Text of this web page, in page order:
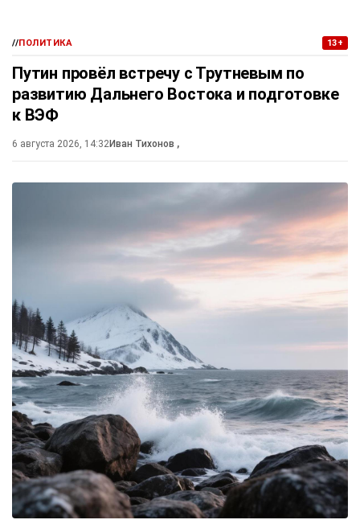
//ПОЛИТИКА 13+
Путин провёл встречу с Трутневым по
развитию Дальнего Востока и подготовке
к ВЭФ
6 августа 2026, 14:32Иван Тихонов ,